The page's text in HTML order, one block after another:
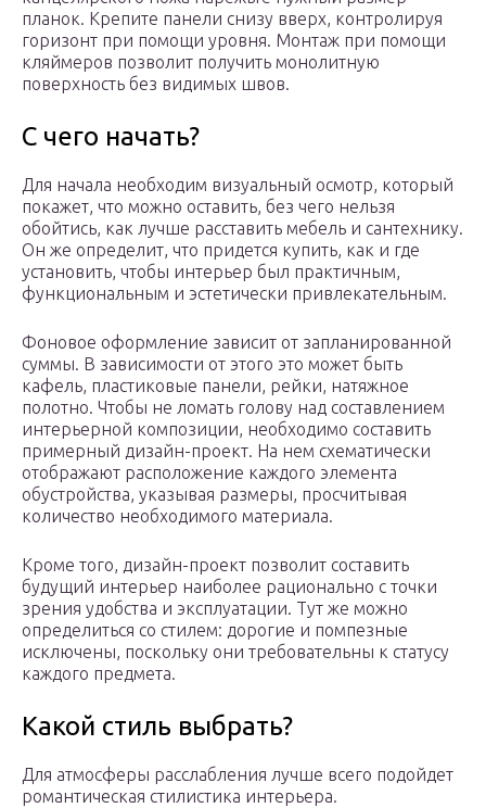
планок. Крепите панели снизу вверх, контролируя
горизонт при помощи уровня. Монтаж при помощи
кляймеров позволит получить монолитную
поверхность без видимых швов.
С чего начать?
Для начала необходим визуальный осмотр, который
покажет, что можно оставить, без чего нельзя
обойтись, как лучше расставить мебель и сантехнику.
Он же определит, что придется купить, как и где
установить, чтобы интерьер был практичным,
функциональным и эстетически привлекательным.
Фоновое оформление зависит от запланированной
суммы. В зависимости от этого это может быть
кафель, пластиковые панели, рейки, натяжное
полотно. Чтобы не ломать голову над составлением
интерьерной композиции, необходимо составить
примерный дизайн-проект. На нем схематически
отображают расположение каждого элемента
обустройства, указывая размеры, просчитывая
количество необходимого материала.
Кроме того, дизайн-проект позволит составить
будущий интерьер наиболее рационально с точки
зрения удобства и эксплуатации. Тут же можно
определиться со стилем: дорогие и помпезные
исключены, поскольку они требовательны к статусу
каждого предмета.
Какой стиль выбрать?
Для атмосферы расслабления лучше всего подойдет
романтическая стилистика интерьера.